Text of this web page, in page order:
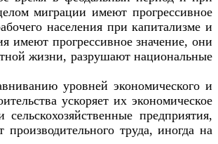
миграции имеют прогрессивное
населения при капитализме и
имеют прогрессивное значение, они
жизни, разрушают национальные
уровней экономического и
ускоряет их экономическое
предприятия,
труда, иногда на